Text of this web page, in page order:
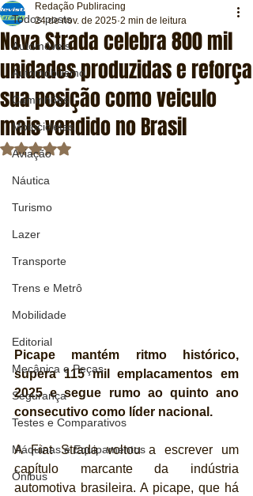
Todos posts
Automóveis
Automobilismo
Caminhões
Motocicletas
Aviação
Náutica
Turismo
Lazer
Transporte
Trens e Metrô
Mobilidade
Editorial
Mecânica e Peças
Segurança
Testes e Comparativos
Máquinas e Equipamentos
Ônibus
Nova Strada celebra 800 mil
unidades produzidas e reforça
sua posição como veiculo
mais vendido no Brasil
Redação Publiracing
24 de nov. de 2025 2 min de leitura
Avaliado com NaN de 5 estrelas.
Picape mantém ritmo histórico,
supera 115 mil emplacamentos em
2025 e segue rumo ao quinto ano
consecutivo como líder nacional.
A Fiat Strada voltou a escrever um
capítulo marcante da indústria
automotiva brasileira. A picape, que há